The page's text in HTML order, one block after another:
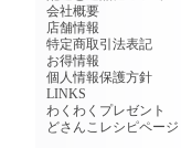
会社概要
店舗情報
特定商取引法表記
お得情報
個人情報保護方針
LINKS
わくわくプレゼント
どさんこレシピページ